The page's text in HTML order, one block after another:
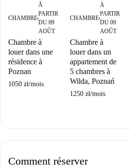
CHAMBRE■
À
PARTIR
DU 09
AOÛT
Chambre à
louer dans une
résidence à
Poznan
1050 zł/mois
CHAMBRE■
À
PARTIR
DU 09
AOÛT
Chambre à
louer dans un
appartement de
5 chambres à
Wilda, Poznań
1250 zł/mois
Comment réserver